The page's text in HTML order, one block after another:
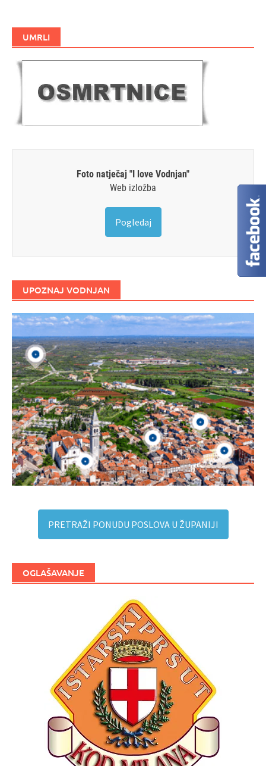
UMRLI
Foto natječaj "I love Vodnjan"
Web izložba
Pogledaj
UPOZNAJ VODNJAN
PRETRAŽI PONUDU POSLOVA U ŽUPANIJI
OGLAŠAVANJE